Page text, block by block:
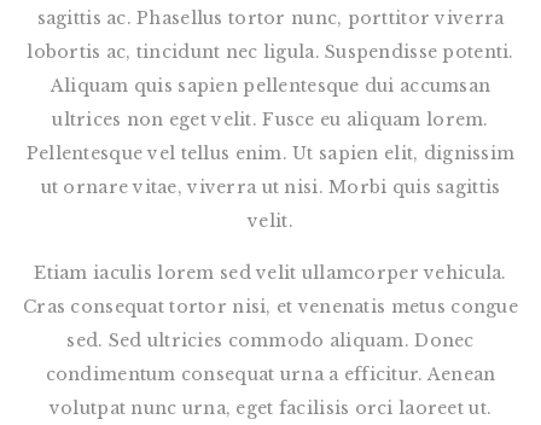
sagittis ac. Phasellus tortor nunc, porttitor viverra
lobortis ac, tincidunt nec ligula. Suspendisse potenti.
Aliquam quis sapien pellentesque dui accumsan
ultrices non eget velit. Fusce eu aliquam lorem.
Pellentesque vel tellus enim. Ut sapien elit, dignissim
ut ornare vitae, viverra ut nisi. Morbi quis sagittis
velit.
Etiam iaculis lorem sed velit ullamcorper vehicula.
Cras consequat tortor nisi, et venenatis metus congue
sed. Sed ultricies commodo aliquam. Donec
condimentum consequat urna a efficitur. Aenean
volutpat nunc urna, eget facilisis orci laoreet ut.